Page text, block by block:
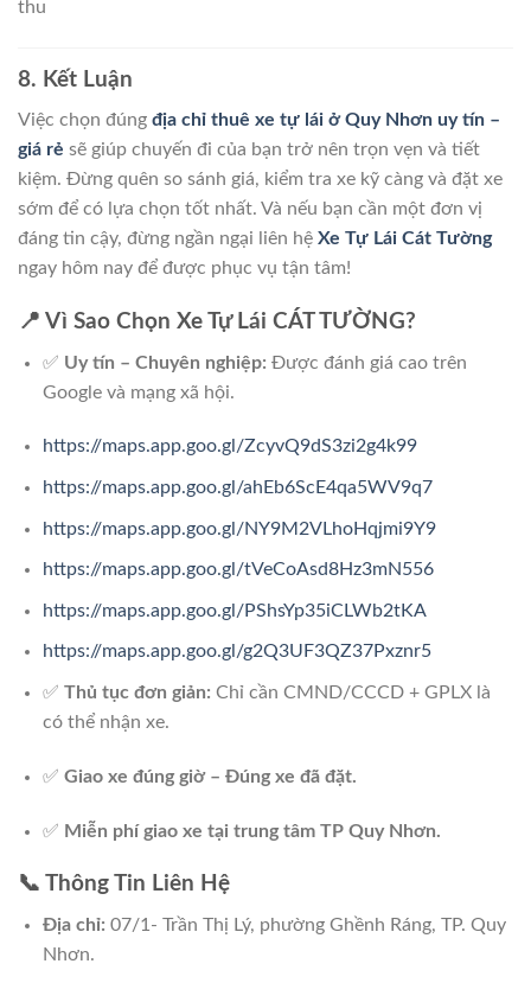
thu
8. Kết Luận
Việc chọn đúng địa chỉ thuê xe tự lái ở Quy Nhơn uy tín –
giá rẻ sẽ giúp chuyến đi của bạn trở nên trọn vẹn và tiết
kiệm. Đừng quên so sánh giá, kiểm tra xe kỹ càng và đặt xe
sớm để có lựa chọn tốt nhất. Và nếu bạn cần một đơn vị
đáng tin cậy, đừng ngần ngại liên hệ Xe Tự Lái Cát Tường
ngay hôm nay để được phục vụ tận tâm!
📍 Vì Sao Chọn Xe Tự Lái CÁT TƯỜNG?
✅ Uy tín – Chuyên nghiệp: Được đánh giá cao trên
Google và mạng xã hội.
https://maps.app.goo.gl/ZcyvQ9dS3zi2g4k99
https://maps.app.goo.gl/ahEb6ScE4qa5WV9q7
https://maps.app.goo.gl/NY9M2VLhoHqjmi9Y9
https://maps.app.goo.gl/tVeCoAsd8Hz3mN556
https://maps.app.goo.gl/PShsYp35iCLWb2tKA
https://maps.app.goo.gl/g2Q3UF3QZ37Pxznr5
✅ Thủ tục đơn giản: Chỉ cần CMND/CCCD + GPLX là
có thể nhận xe.
✅ Giao xe đúng giờ – Đúng xe đã đặt.
✅ Miễn phí giao xe tại trung tâm TP Quy Nhơn.
📞 Thông Tin Liên Hệ
Địa chỉ: 07/1- Trần Thị Lý, phường Ghềnh Ráng, TP. Quy
Nhơn.